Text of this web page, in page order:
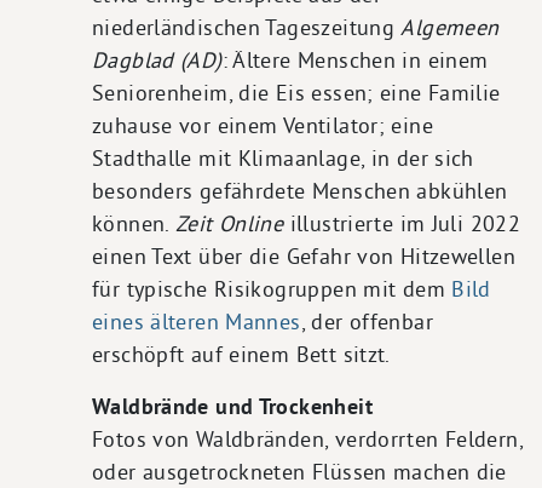
niederländischen TageszeitungAlgemeen
Dagblad (AD): Ältere Menschen in einem
Seniorenheim, die Eis essen; eine Familie
zuhause vor einem Ventilator; eine
Stadthalle mit Klimaanlage, in der sich
besonders gefährdete Menschen abkühlen
können.Zeit Onlineillustrierte im Juli 2022
einen Text über die Gefahr von Hitzewellen
für typische Risikogruppen mit dem Bild
eines älteren Mannes, der offenbar
erschöpft auf einem Bett sitzt.
Waldbrände und Trockenheit
Fotos von Waldbränden, verdorrten Feldern,
oder ausgetrockneten Flüssen machen die